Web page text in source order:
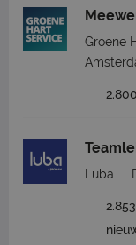
Groene
Luba